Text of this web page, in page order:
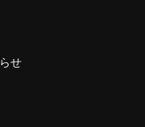
せ